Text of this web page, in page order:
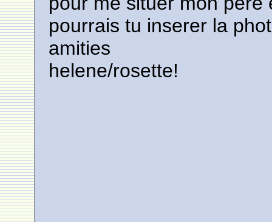
pourrais tu inserer la
amities
helene/rosette!